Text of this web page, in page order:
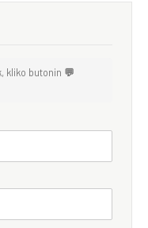
kliko butonin 💬